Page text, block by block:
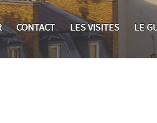
CONTACT LES VISITES LE